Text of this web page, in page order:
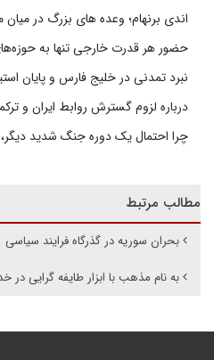
اندی برنهام؛ وعده های بزرگ در
حضور هر قدرت خارجی تنها به
نبرد تمدنی در خلیج فارس و پایان
درباره لزوم گسترش روابط ایران و
چرا احتمال یک دوره جنگ شدید دیگر،
مطالب مرتبط
بحران سوریه در گذرگاه فرایند سیاسی
به نام مذهب با ابزار طایفه گرایی